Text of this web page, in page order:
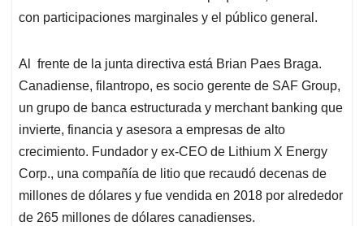
con participaciones marginales y el público general.
Al frente de la junta directiva está Brian Paes Braga.
Canadiense, filantropo, es socio gerente de SAF Group,
un grupo de banca estructurada y merchant banking que
invierte, financia y asesora a empresas de alto
crecimiento. Fundador y ex-CEO de Lithium X Energy
Corp., una compañía de litio que recaudó decenas de
millones de dólares y fue vendida en 2018 por alrededor
de 265 millones de dólares canadienses.